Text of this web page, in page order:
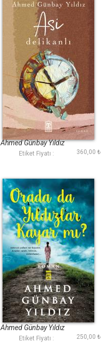
Asi Delikanlı
Ahmed Günbay Yıldız
Etiket Fiyatı : 360,00 ₺
Orada da Yıldızlar
Kayar mı?
Ahmed Günbay Yıldız
Etiket Fiyatı : 250,00 ₺